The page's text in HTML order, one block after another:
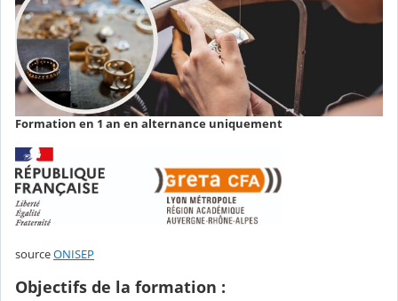
Formation en 1 an en alternance uniquement
sourceONISEP
Objectifs de la formation :